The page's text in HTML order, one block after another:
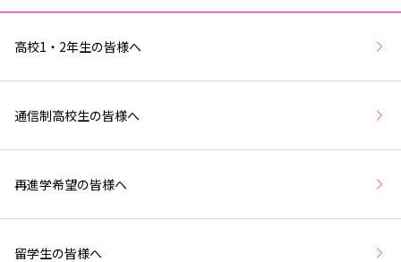
高校1・2年生の皆様へ
通信制高校生の皆様へ
再進学希望の皆様へ
留学生の皆様へ